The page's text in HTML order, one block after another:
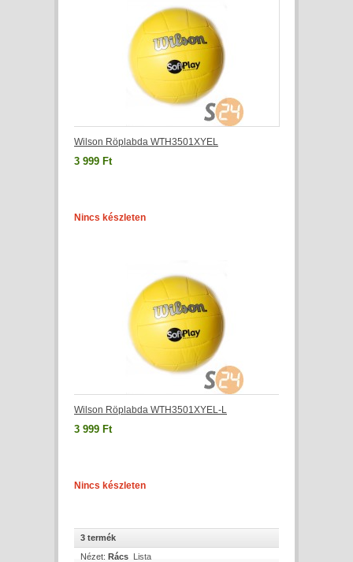
Wilson Röplabda WTH3501XYEL
3 999 Ft
Nincs készleten
Wilson Röplabda WTH3501XYEL-L
3 999 Ft
Nincs készleten
3 termék
Nézet: Rács Lista